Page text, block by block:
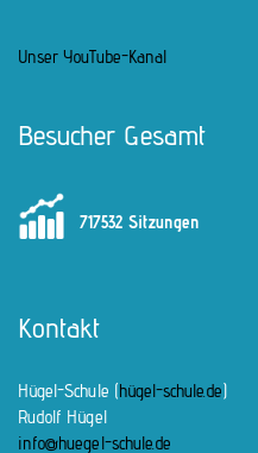
Unser YouTube-Kanal
Besucher Gesamt
717532 Sitzungen
Kontakt
Hügel-Schule (hügel-schule.de)
Rudolf Hügel
info@huegel-schule.de